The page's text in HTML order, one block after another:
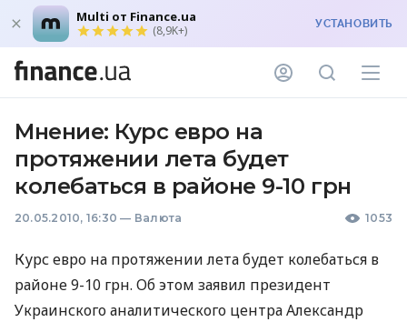
Multi от Finance.ua
(8,9K+) УСТАНОВИТЬ
Мнение: Курс евро на
протяжении лета будет
колебаться в районе 9-10 грн
20.05.2010, 16:30 — Валюта 1053
Курс евро на протяжении лета будет колебаться в
районе 9-10 грн. Об этом заявил президент
Украинского аналитического центра Александр